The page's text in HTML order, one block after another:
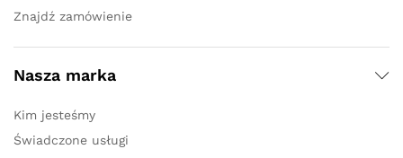
Znajdź zamówienie
Nasza marka
Kim jesteśmy
Świadczone usługi